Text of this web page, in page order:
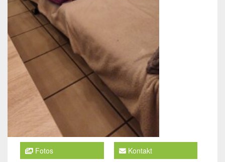
Fotos Kontakt